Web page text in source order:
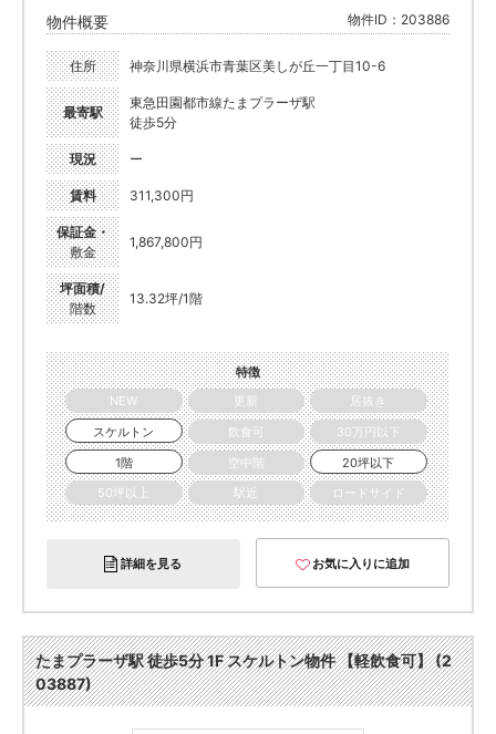
物件概要 物件ID：203886
住所 神奈川県横浜市青葉区美しが丘一丁目10-6
最寄駅
東急田園都市線たまプラーザ駅
徒歩5分
現況 ー
賃料 311,300円
保証金・
敷金
1,867,800円
坪面積/
階数
13.32坪/1階
特徴
NEW
更新
居抜き
スケルトン
飲食可
30万円以下
1階
空中階
20坪以下
50坪以上
駅近 ロードサイド
詳細を見る お気に入りに追加
たまプラーザ駅 徒歩5分 1F スケルトン物件 【軽飲食可】 (2
03887)